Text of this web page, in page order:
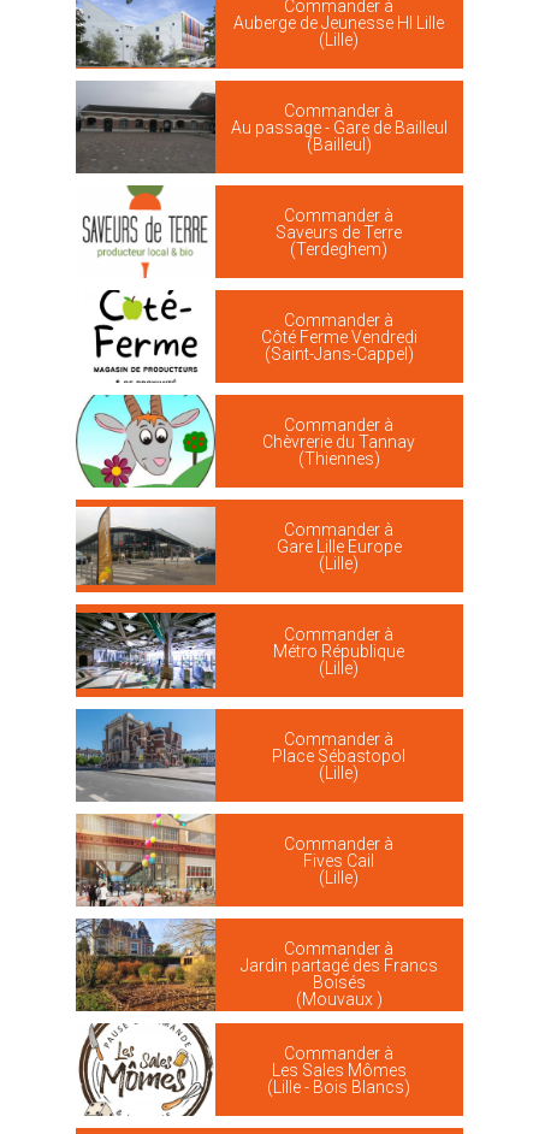
Commander à
Auberge de Jeunesse HI Lille
(Lille)
Commander à
Au passage - Gare de Bailleul
(Bailleul)
Commander à
Saveurs de Terre
(Terdeghem)
Commander à
Côté Ferme Vendredi
(Saint-Jans-Cappel)
Commander à
Chèvrerie du Tannay
(Thiennes)
Commander à
Gare Lille Europe
(Lille)
Commander à
Métro République
(Lille)
Commander à
Place Sébastopol
(Lille)
Commander à
Fives Cail
(Lille)
Commander à
Jardin partagé des Francs
Boisés
(Mouvaux )
Commander à
Les Sales Mômes
(Lille - Bois Blancs)